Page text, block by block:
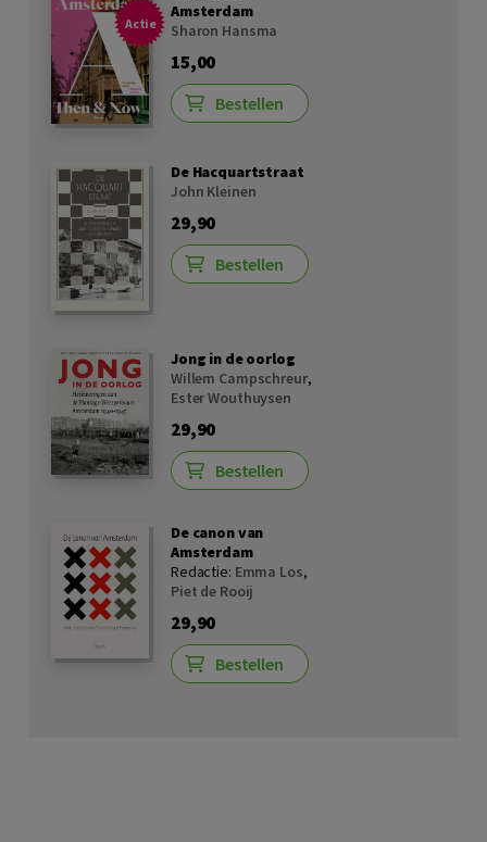
Actie
Amsterdam
Sharon Hansma
15,00
Bestellen
De Hacquartstraat
John Kleinen
29,90
Bestellen
Jong in de oorlog
Willem Campschreur,
Ester Wouthuysen
29,90
Bestellen
De canon van
Amsterdam
Redactie: Emma Los,
Piet de Rooij
29,90
Bestellen